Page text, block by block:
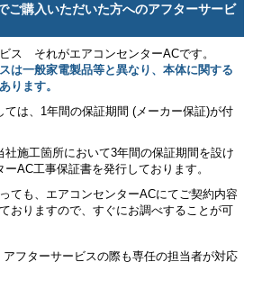
購入いただいた方へのアフターサービ
ス それがエアコンセンターACです。
は一般家電製品等と異なり、本体に関する
ります。
ては、1年間の保証期間 (メーカー保証)が付
社施工箇所において3年間の保証期間を設け
AC工事保証書を発行しております。
ても、エアコンセンターACにてご契約内容
おりますので、すぐにお調べすることが可
フターサービスの際も専任の担当者が対応